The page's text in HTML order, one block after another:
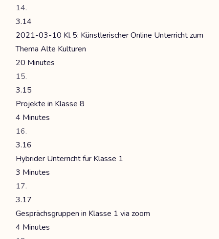
3.14
2021-03-10 Kl 5: Künstlerischer Online Unterricht zum
Thema Alte Kulturen
20 Minutes
3.15
Projekte in Klasse 8
4 Minutes
3.16
Hybrider Unterricht für Klasse 1
3 Minutes
3.17
Gesprächsgruppen in Klasse 1 via zoom
4 Minutes